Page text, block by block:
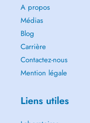
A propos
Médias
Blog
Carrière
Contactez-nous
Mention légale
Liens utiles